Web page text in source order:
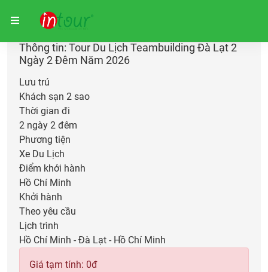
Trang chủ Giữ chỗ
Thông tin: Tour Du Lịch Teambuilding Đà Lạt 2
Ngày 2 Đêm Năm 2026
Lưu trú
Khách sạn 2 sao
Thời gian đi
2 ngày 2 đêm
Phương tiện
Xe Du Lịch
Điểm khởi hành
Hồ Chí Minh
Khởi hành
Theo yêu cầu
Lịch trình
Hồ Chí Minh - Đà Lạt - Hồ Chí Minh
Giá tạm tính: 0đ